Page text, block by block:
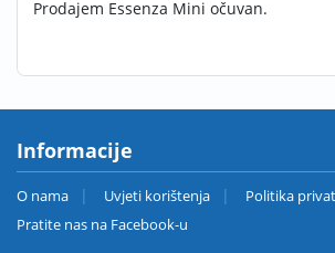
Prodajem Essenza Mini očuvan.
Informacije
O nama Uvjeti korištenja
Politika
Pratite nas na Facebook-u